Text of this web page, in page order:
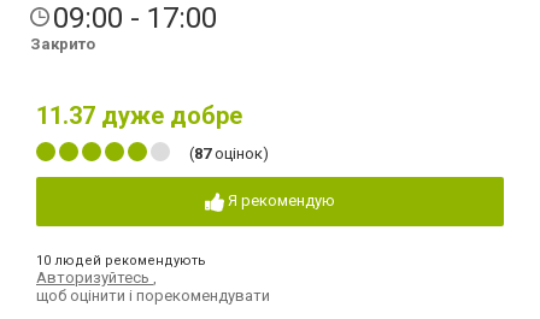
09:00 - 17:00
Закрито
11.37 дуже добре
(87оцінок)
Я рекомендую
10 людей рекомендують
Авторизуйтесь
щоб оцінити і порекомендувати